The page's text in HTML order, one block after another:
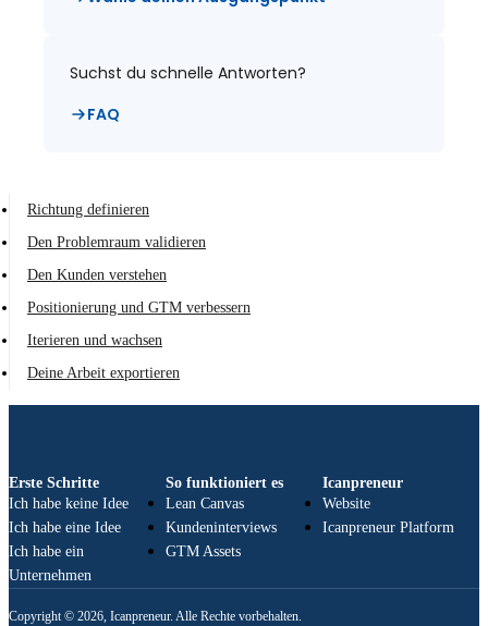
Suchst du schnelle Antworten?
FAQ
Richtung definieren
Den Problemraum validieren
Den Kunden verstehen
Positionierung und GTM verbessern
Iterieren und wachsen
Deine Arbeit exportieren
Erste Schritte
Ich habe keine Idee
Ich habe eine Idee
Ich habe ein
Unternehmen
So funktioniert es
Lean Canvas
Kundeninterviews
GTM Assets
Icanpreneur
Website
Icanpreneur Platform
Copyright © 2026, Icanpreneur. Alle Rechte vorbehalten.